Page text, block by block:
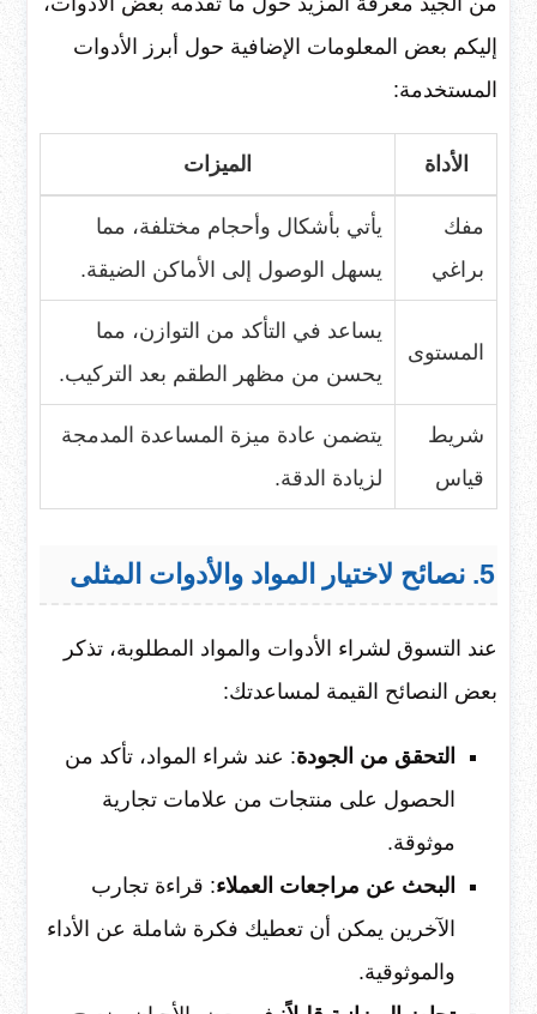
إليكم بعض المعلومات الإضافية حول أبرز الأدوات
المستخدمة:
الأداة الميزات
مفك
براغي
يأتي بأشكال وأحجام مختلفة، مما
يسهل الوصول إلى الأماكن الضيقة.
المستوى
يساعد في التأكد من التوازن، مما
يحسن من مظهر الطقم بعد التركيب.
شريط
قياس
يتضمن عادة ميزة المساعدة المدمجة
لزيادة الدقة.
5. نصائح لاختيار المواد والأدوات المثلى
عند التسوق لشراء الأدوات والمواد المطلوبة، تذكر
بعض النصائح القيمة لمساعدتك:
التحقق من الجودة: عند شراء المواد، تأكد من
الحصول على منتجات من علامات تجارية
موثوقة.
البحث عن مراجعات العملاء: قراءة تجارب
الآخرين يمكن أن تعطيك فكرة شاملة عن الأداء
والموثوقية.